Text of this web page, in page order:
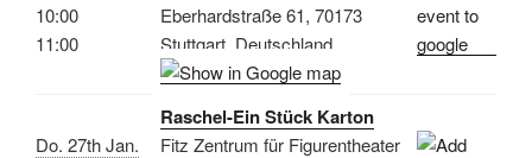
10:00
11:00
Eberhardstraße 61, 70173
Stuttgart, Deutschland
Do. 27th Jan.
Raschel-Ein Stück Karton
Fitz Zentrum für Figurentheater